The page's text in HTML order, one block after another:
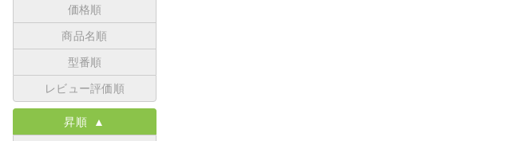
価格順
商品名順
型番順
レビュー評価順
昇順 ▲